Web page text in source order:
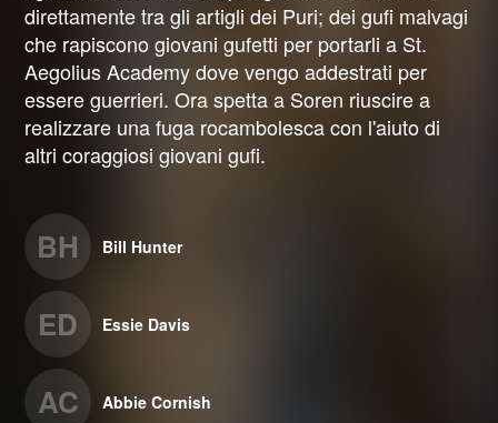
direttamente tra gli artigli dei Puri; dei gufi malvagi
che rapiscono giovani gufetti per portarli a St.
Aegolius Academy dove vengo addestrati per
essere guerrieri. Ora spetta a Soren riuscire a
realizzare una fuga rocambolesca con l'aiuto di
altri coraggiosi giovani gufi.
BH Bill Hunter
ED Essie Davis
AC Abbie Cornish